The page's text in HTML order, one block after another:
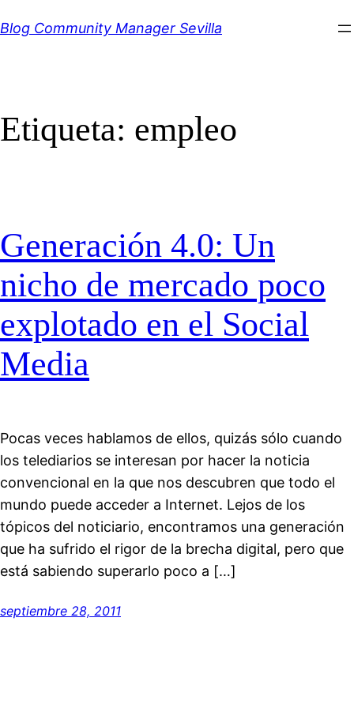
al
Blog Community Manager Sevilla
Etiqueta: empleo
Generación 4.0: Un
nicho de mercado poco
explotado en el Social
Media
Pocas veces hablamos de ellos, quizás sólo cuando
los telediarios se interesan por hacer la noticia
convencional en la que nos descubren que todo el
mundo puede acceder a Internet. Lejos de los
tópicos del noticiario, encontramos una generación
que ha sufrido el rigor de la brecha digital, pero que
está sabiendo superarlo poco a […]
septiembre 28, 2011